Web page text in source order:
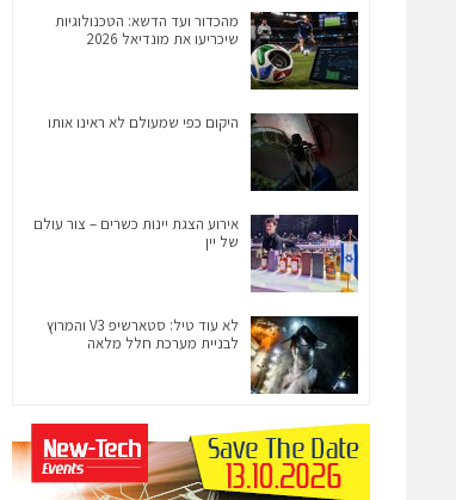
מהכדור ועד הדשא: הטכנולוגיות
שיכריעו את מונדיאל 2026
היקום כפי שמעולם לא ראינו אותו
אירוע הצגת יינות כשרים – צור עולם
של יין
לא עוד טיל: סטארשיפ V3 והמרוץ
לבניית מערכת חלל מלאה